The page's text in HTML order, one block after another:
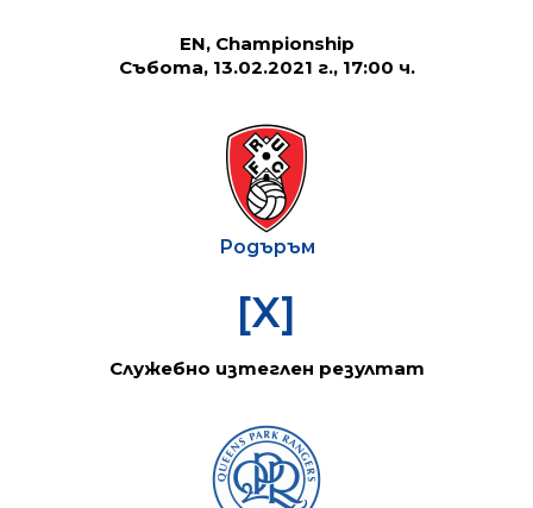
EN, Championship
Събота, 13.02.2021 г., 17:00 ч.
Родъръм
[X]
Служебно изтеглен резултат